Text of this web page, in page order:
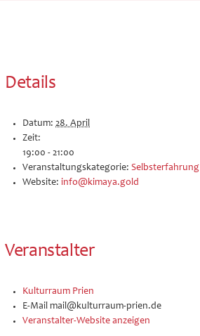
Details
Datum: 28. April
Zeit:
19:00 - 21:00
Veranstaltungskategorie: Selbsterfahrung
Website: info@kimaya.gold
Veranstalter
Kulturraum Prien
E-Mailmail@kulturraum-prien.de
Veranstalter-Website anzeigen